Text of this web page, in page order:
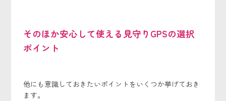
そのほか安心して使える見守りGPSの選択
ポイント
他にも意識しておきたいポイントをいくつか挙げておき
ます。